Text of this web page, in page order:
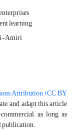
learning
Amiri
Attribution (CC BY
and adapt this article
as long as
publication.